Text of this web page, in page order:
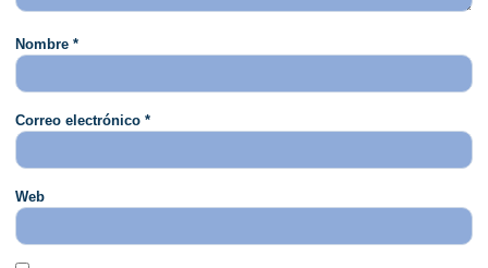
Nombre *
Correo electrónico *
Web